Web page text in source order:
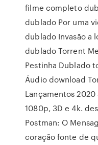
filme completo
dublado Por uma
dublado Invasão a
dublado Torrent
Pestinha Dublado
Áudio download
Lançamentos
1080p, 3D e 4k.
Postman: O
coração fonte de